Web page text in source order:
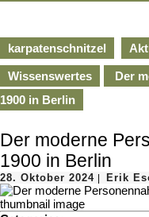
karpatenschnitzel
Wissenswertes
Der
1900 in Berlin
Der moderne
1900 in Berlin
28. Oktober 202428.
Oktober
Erik